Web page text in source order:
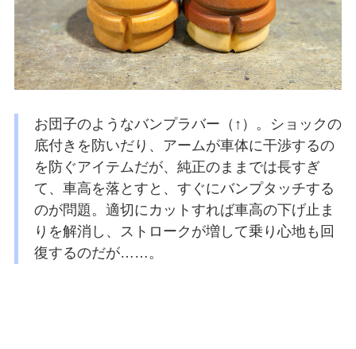
お団子のようなバンプラバー（↑）。ショックの
底付きを防いだり、アームが車体に干渉するの
を防ぐアイテムだが、純正のままでは長すぎ
て、車高を落とすと、すぐにバンプタッチする
のが問題。適切にカットすれば車高の下げ止ま
りを解消し、ストロークが増して乗り心地も回
復するのだが……。